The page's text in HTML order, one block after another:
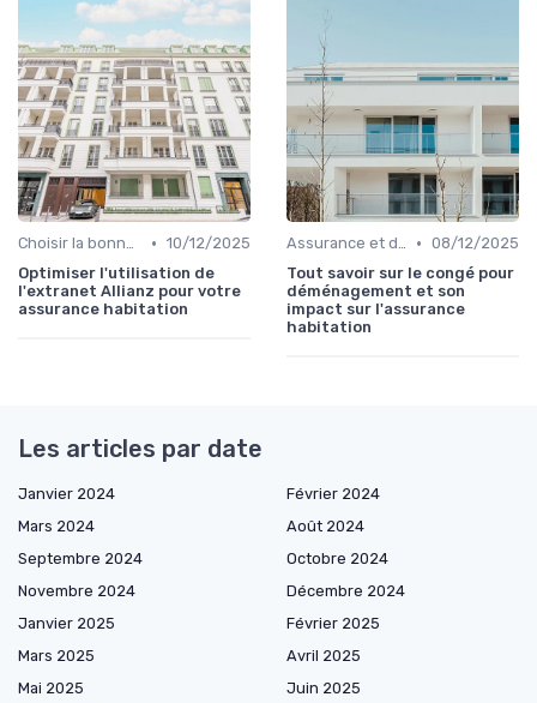
Choisir la bonne assurance habitation • 10/12/2025
Optimiser l'utilisation de
l'extranet Allianz pour votre
assurance habitation
Assurance et déménagement • 08/12/2025
Tout savoir sur le congé pour
déménagement et son
impact sur l'assurance
habitation
Les articles par date
Janvier 2024
Février 2024
Mars 2024
Août 2024
Septembre 2024
Octobre 2024
Novembre 2024
Décembre 2024
Janvier 2025
Février 2025
Mars 2025
Avril 2025
Mai 2025
Juin 2025